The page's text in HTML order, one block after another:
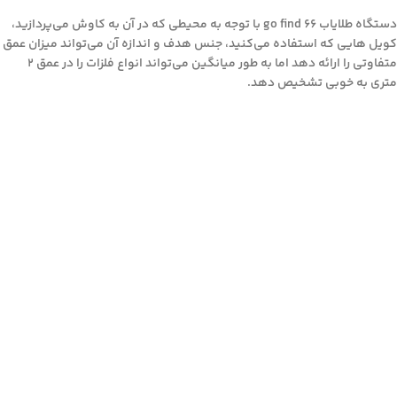
دستگاه طلایاب go find 66 با توجه به محیطی که در آن به کاوش می‌پردازید،
کویل هایی که استفاده می‌کنید، جنس هدف و اندازه آن می‌تواند میزان عمق
متفاوتی را ارائه دهد اما به طور میانگین می‌تواند انواع فلزات را در عمق 2
متری به خوبی تشخیص دهد.